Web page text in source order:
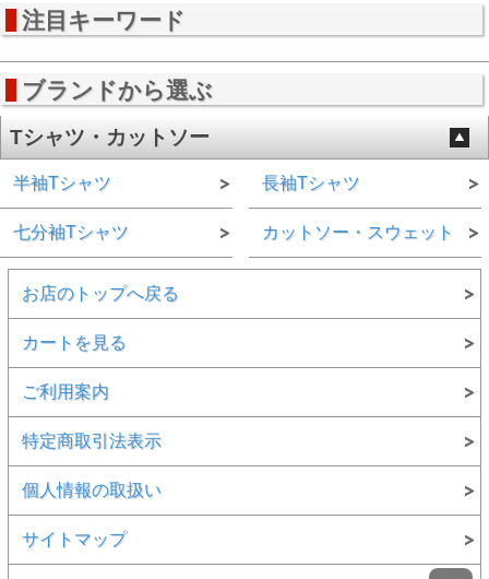
注目キーワード
ブランドから選ぶ
Tシャツ・カットソー
半袖Tシャツ
七分袖Tシャツ
長袖Tシャツ
カットソー・スウェット
お店のトップへ戻る
カートを見る
ご利用案内
特定商取引法表示
個人情報の取扱い
サイトマップ